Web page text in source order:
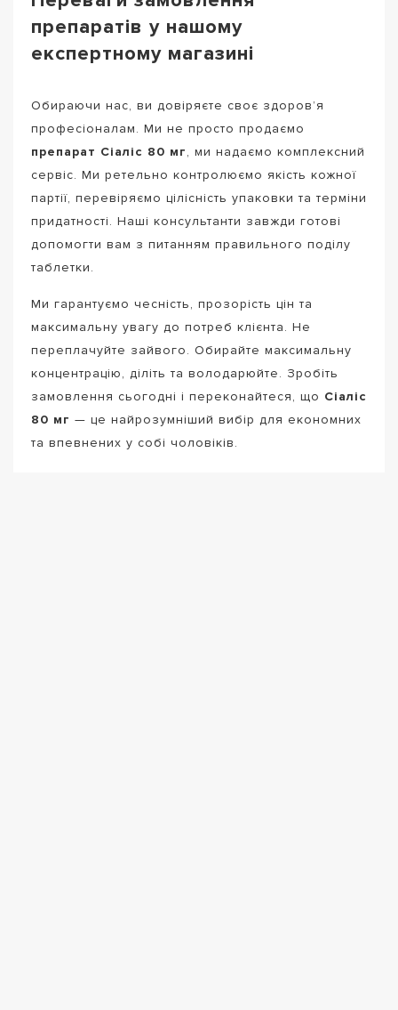
препаратів у нашому
експертному магазині
Обираючи нас, ви довіряєте своє здоров’я
професіоналам. Ми не просто продаємо
препарат Сіаліс 80 мг, ми надаємо комплексний
сервіс. Ми ретельно контролюємо якість кожної
партії, перевіряємо цілісність упаковки та терміни
придатності. Наші консультанти завжди готові
допомогти вам з питанням правильного поділу
таблетки.
Ми гарантуємо чесність, прозорість цін та
максимальну увагу до потреб клієнта. Не
переплачуйте зайвого. Обирайте максимальну
концентрацію, діліть та володарюйте. Зробіть
замовлення сьогодні і переконайтеся, що Сіаліс
80 мг — це найрозумніший вибір для економних
та впевнених у собі чоловіків.